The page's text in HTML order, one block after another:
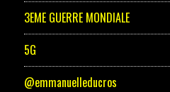
3EME GUERRE MONDIALE
5G
@emmanuelleducros